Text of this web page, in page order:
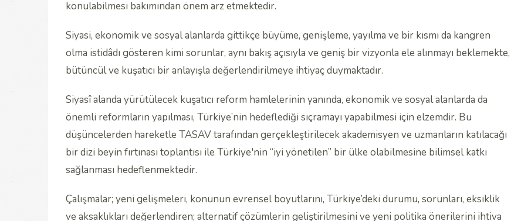
konulabilmesi bakımından önem arz etmektedir.
Siyasi, ekonomik ve sosyal alanlarda gittikçe büyüme, genişleme, yayılma ve bir kısmı da kangren
olma istidâdı gösteren kimi sorunlar, aynı bakış açısıyla ve geniş bir vizyonla ele alınmayı beklemekte,
bütüncül ve kuşatıcı bir anlayışla değerlendirilmeye ihtiyaç duymaktadır.
Siyasî alanda yürütülecek kuşatıcı reform hamlelerinin yanında, ekonomik ve sosyal alanlarda da
önemli reformların yapılması, Türkiye’nin hedeflediği sıçramayı yapabilmesi için elzemdir. Bu
düşüncelerden hareketle TASAV tarafından gerçekleştirilecek akademisyen ve uzmanların katılacağı
bir dizi beyin fırtınası toplantısı ile Türkiye'nin “iyi yönetilen” bir ülke olabilmesine bilimsel katkı
sağlanması hedeflenmektedir.
Çalışmalar; yeni gelişmeleri, konunun evrensel boyutlarını, Türkiye’deki durumu, sorunları, eksiklik
ve aksaklıkları değerlendiren; alternatif çözümlerin geliştirilmesini ve yeni politika önerilerini ihtiva